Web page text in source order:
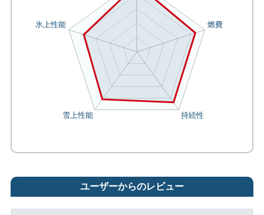
ユーザーからのレビュー